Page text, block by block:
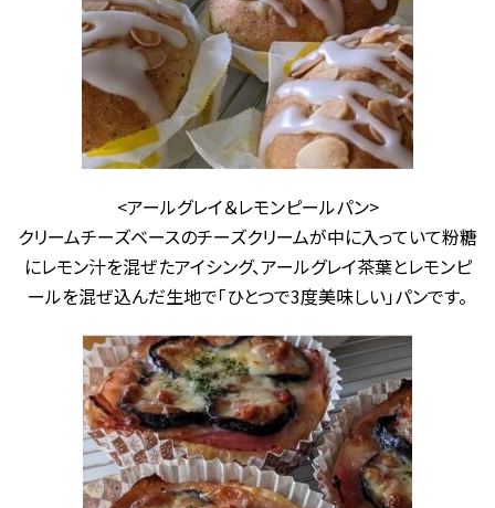
<アールグレイ＆レモンピールパン>
クリームチーズベースのチーズクリームが中に入っていて粉糖
にレモン汁を混ぜたアイシング、アールグレイ茶葉とレモンピ
ールを混ぜ込んだ生地で「ひとつで3度美味しい」パンです。